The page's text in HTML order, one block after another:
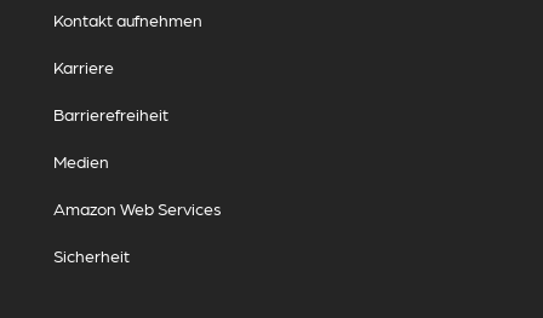
Kontakt aufnehmen
Karriere
Barrierefreiheit
Medien
Amazon Web Services
Sicherheit